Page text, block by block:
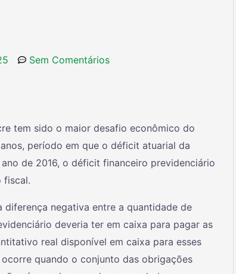
Sem Comentários
tem sido o maior desafio econômico do
período em que o déficit atuarial da
de 2016, o déficit financeiro previdenciário
fiscal.
negativa entre a quantidade de
deveria ter em caixa para pagar as
real disponível em caixa para esses
quando o conjunto das obrigações